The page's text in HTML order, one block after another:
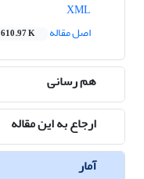
اصل مقاله
610.97 K
هم رسانی
ارجاع به این مقاله
آمار